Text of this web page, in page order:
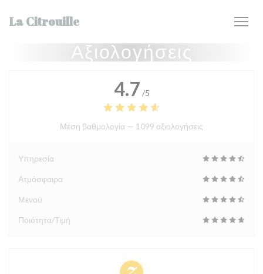
La Citrouille
Αξιολογήσεις
4.7 /5
Μέση βαθμολογία — 1099 αξιολογήσεις
Υπηρεσία
Ατμόσφαιρα
Μενού
Ποιότητα/Τιμή